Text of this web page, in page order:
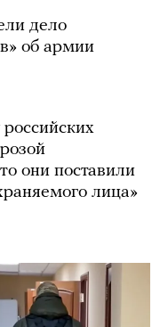
дело
об армии
они поставили
лица»